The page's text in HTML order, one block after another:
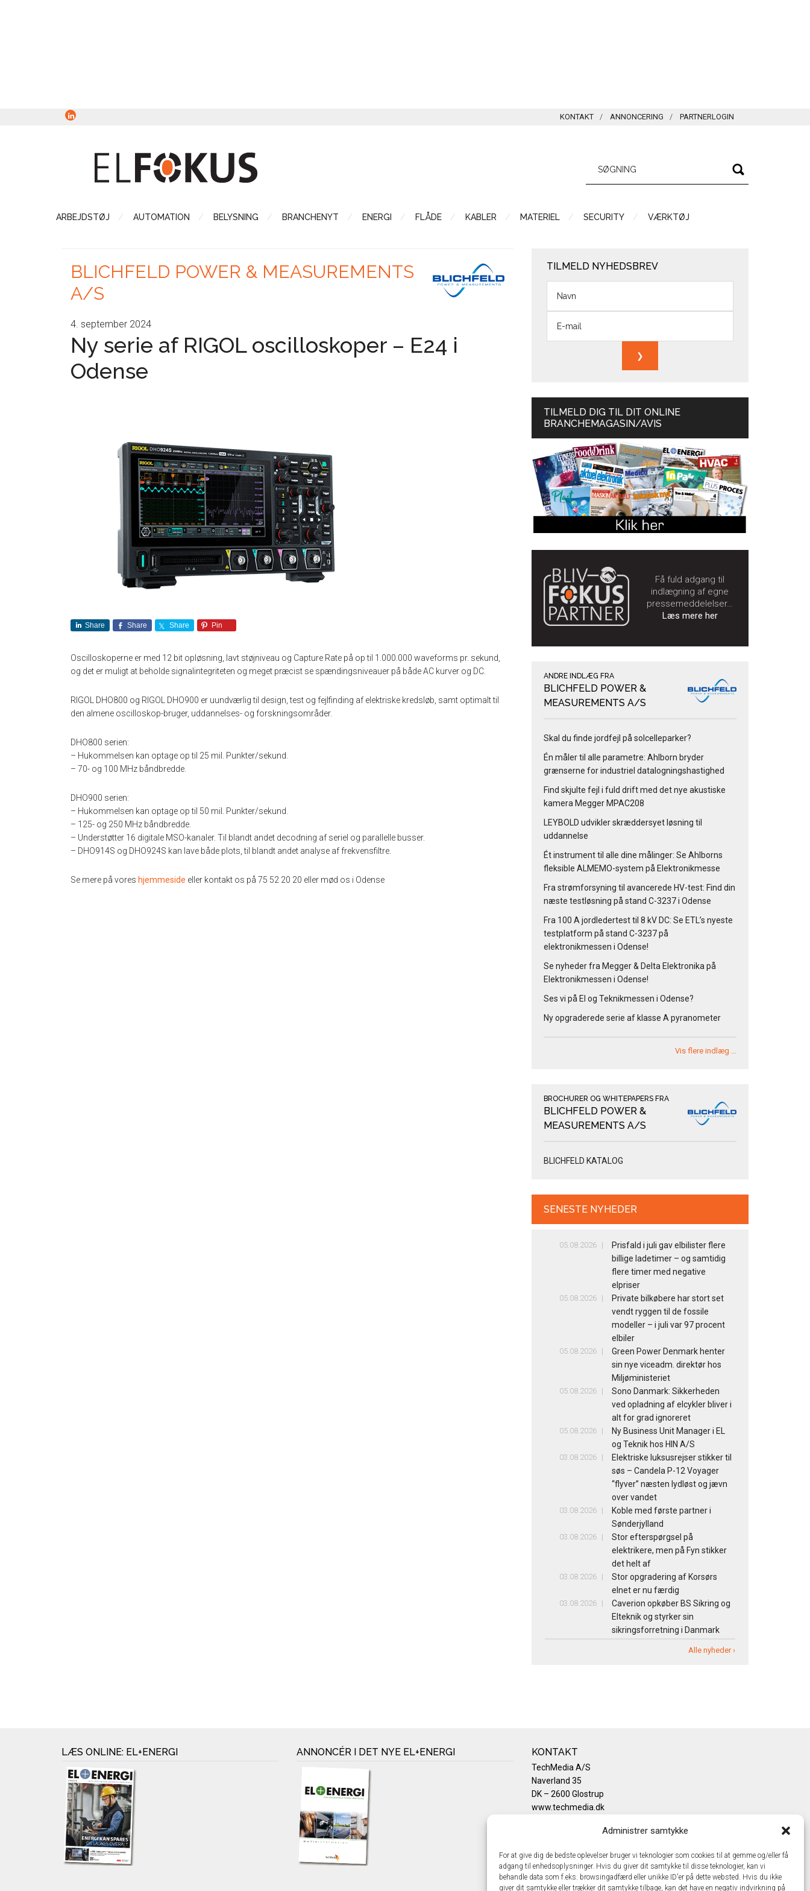
Administrer samtykke
For at give dig de bedste oplevelser bruger vi teknologier som cookies til at gemme og/eller få
adgang til enhedsoplysninger. Hvis du giver dit samtykke til disse teknologier, kan vi
behandle data som f.eks. browsingadfærd eller unikke ID'er på dette websted. Hvis du ikke
giver dit samtykke eller trækker dit samtykke tilbage, kan det have en negativ indvirkning på
KONTAKT ANNONCERING PARTNERLOGIN
ARBEJDSTØJ AUTOMATION BELYSNING BRANCHENYT ENERGI FLÅDE KABLER MATERIEL SECURITY VÆRKTØJ
BLICHFELD POWER & MEASUREMENTS
A/S
4. september 2024
Ny serie af RIGOL oscilloskoper – E24 i
Odense
Share Share Share Pin
Oscilloskoperne er med 12 bit opløsning, lavt støjniveau og Capture Rate på op til 1.000.000 waveforms pr. sekund,
og det er muligt at beholde signalintegriteten og meget præcist se spændingsniveauer på både AC kurver og DC.
RIGOL DHO800 og RIGOL DHO900 er uundværlig til design, test og fejlfinding af elektriske kredsløb, samt optimalt til
den almene oscilloskop-bruger, uddannelses- og forskningsområder.
DHO800 serien:
– Hukommelsen kan optage op til 25 mil. Punkter/sekund.
– 70- og 100 MHz båndbredde.
DHO900 serien:
– Hukommelsen kan optage op til 50 mil. Punkter/sekund.
– 125- og 250 MHz båndbredde.
– Understøtter 16 digitale MSO-kanaler. Til blandt andet decodning af seriel og parallelle busser.
– DHO914S og DHO924S kan lave både plots, til blandt andet analyse af frekvensfiltre.
Se mere på vores hjemmeside eller kontakt os på 75 52 20 20 eller mød os i Odense
TILMELD NYHEDSBREV
TILMELD DIG TIL DIT ONLINE
BRANCHEMAGASIN/AVIS
Få fuld adgang til
indlægning af egne
pressemeddelelser…
Læs mere her
ANDRE INDLÆG FRA
BLICHFELD POWER &
MEASUREMENTS A/S
Skal du finde jordfejl på solcelleparker?
Én måler til alle parametre: Ahlborn bryder
grænserne for industriel datalogningshastighed
Find skjulte fejl i fuld drift med det nye akustiske
kamera Megger MPAC208
LEYBOLD udvikler skræddersyet løsning til
uddannelse
Ét instrument til alle dine målinger: Se Ahlborns
fleksible ALMEMO-system på Elektronikmesse
Fra strømforsyning til avancerede HV-test: Find din
næste testløsning på stand C-3237 i Odense
Fra 100 A jordledertest til 8 kV DC: Se ETL’s nyeste
testplatform på stand C-3237 på
elektronikmessen i Odense!
Se nyheder fra Megger & Delta Elektronika på
Elektronikmessen i Odense!
Ses vi på El og Teknikmessen i Odense?
Ny opgraderede serie af klasse A pyranometer
Vis flere indlæg …
BROCHURER OG WHITEPAPERS FRA
BLICHFELD POWER &
MEASUREMENTS A/S
BLICHFELD KATALOG
SENESTE NYHEDER
05.08.2026
Prisfald i juli gav elbilister flere
billige ladetimer – og samtidig
flere timer med negative
elpriser
05.08.2026
Private bilkøbere har stort set
vendt ryggen til de fossile
modeller – i juli var 97 procent
elbiler
05.08.2026
Green Power Denmark henter
sin nye viceadm. direktør hos
Miljøministeriet
05.08.2026
Sono Danmark: Sikkerheden
ved opladning af elcykler bliver i
alt for grad ignoreret
05.08.2026
Ny Business Unit Manager i EL
og Teknik hos HIN A/S
03.08.2026
Elektriske luksusrejser stikker til
søs – Candela P-12 Voyager
“flyver” næsten lydløst og jævn
over vandet
03.08.2026
Koble med første partner i
Sønderjylland
03.08.2026
Stor efterspørgsel på
elektrikere, men på Fyn stikker
det helt af
03.08.2026
Stor opgradering af Korsørs
elnet er nu færdig
03.08.2026
Caverion opkøber BS Sikring og
Elteknik og styrker sin
sikringsforretning i Danmark
Alle nyheder ›
LÆS ONLINE: EL+ENERGI ANNONCÉR I DET NYE EL+ENERGI KONTAKT
TechMedia A/S
Naverland 35
DK – 2600 Glostrup
www.techmedia.dk
info@techmedia.dk
Cookiepolitik